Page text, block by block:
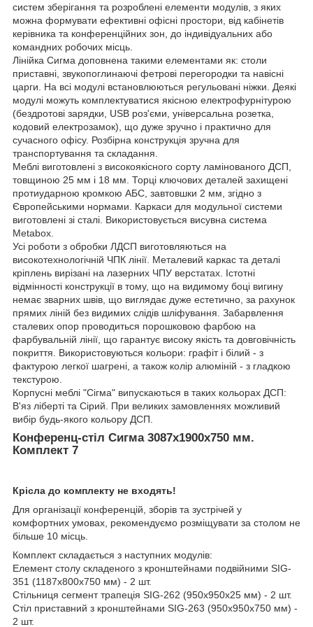
систем зберігання та розроблені елементи модулів, з яких
можна формувати ефективні офісні простори, від кабінетів
керівника та конференційних зон, до індивідуальних або
командних робочих місць.
Лінійка Сигма доповнена такими елементами як: столи
приставні, звукопоглинаючі фетрові перегородки та навісні
царги. На всі модулі встановлюються регульовані ніжки. Деякі
модулі можуть комплектуватися якісною електрофурнітурою
(бездротові зарядки, USB роз'єми, універсальна розетка,
кодовий електрозамок), що дуже зручно і практично для
сучасного офісу. Розбірна конструкція зручна для
транспортування та складання.
Меблі виготовлені з високоякісного сорту ламінованого ДСП,
товщиною 25 мм і 18 мм. Торці ключових деталей захищені
протиударною кромкою AБС, завтовшки 2 мм, згідно з
Європейськими нормами. Каркаси для модульної системи
виготовлені зі сталі. Використовується висувна система
Metabox.
Усі роботи з обробки ЛДСП виготовляються на
високотехнологічній ЧПК лінії. Металевий каркас та деталі
кріплень вирізані на лазерних ЧПУ верстатах. Істотні
відмінності конструкції в тому, що на видимому боці вигину
немає зварних швів, що виглядає дуже естетично, за рахунок
прямих ліній без видимих слідів шліфування. Забарвлення
сталевих опор проводиться порошковою фарбою на
фарбувальній лінії, що гарантує високу якість та довговічність
покриття. Використовуються кольори: графіт і білий - з
фактурою легкої шагрені, а також колір алюміній - з гладкою
текстурою.
Корпусні меблі "Сігма" випускаються в таких кольорах ДСП:
В'яз ліберті та Сірий. При великих замовленнях можливий
вибір будь-якого кольору ДСП.
Конференц-стіл Сигма 3087х1900х750 мм.
Комплект 7
Крісла до комплекту не входять!
Для організації конференцій, зборів та зустрічей у
комфортних умовах, рекомендуємо розміщувати за столом не
більше 10 місць.
Комплект складається з наступних модулів:
Елемент столу складеного з кронштейнами подвійними SIG-
351 (1187х800х750 мм) - 2 шт.
Стільниця сегмент трапеція SIG-262 (950х950х25 мм) - 2 шт.
Стіл приставний з кронштейнами SIG-263 (950х950х750 мм) -
2 шт.